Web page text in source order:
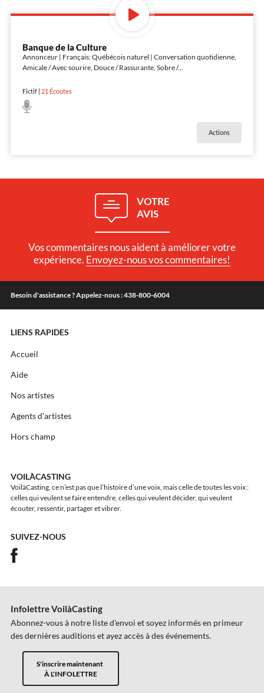
Banque de la Culture
Annonceur | Français: Québécois naturel | Conversation quotidienne,
Amicale / Avec sourire, Douce / Rassurante, Sobre /...
Fictif| 21 Écoutes
Actions
VOTRE
AVIS
Vos commentaires nous aident à améliorer votre
expérience. Envoyez-nous vos commentaires!
Besoin d'assistance ? Appelez-nous : 438-800-6004
LIENS RAPIDES
Accueil
Aide
Nos artistes
Agents d'artistes
Hors champ
VOILÀCASTING
VoilàCasting, ce n’est pas que l’histoire d’une voix, mais celle de toutes les voix :
celles qui veulent se faire entendre, celles qui veulent décider, qui veulent
écouter, ressentir, partager et vibrer.
SUIVEZ-NOUS
Infolettre VoilàCasting
Abonnez-vous à notre liste d'envoi et soyez informés en primeur
des dernières auditions et ayez accès à des événements.
S'inscrire maintenant
À L'INFOLETTRE